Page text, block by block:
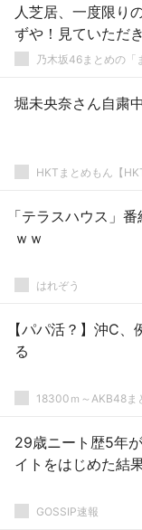
人芝居、一度限り
ずや！見ていただ
乃木坂46まとめの「
堀未央奈さん自
HKTまとめもん【
「テラスハウス」
ｗｗ
はれぞう
【パパ活？】沖C
る
18300ｍ～AKB48ま
29歳ニート歴5年
イトをはじめた結
GOSSIP速報